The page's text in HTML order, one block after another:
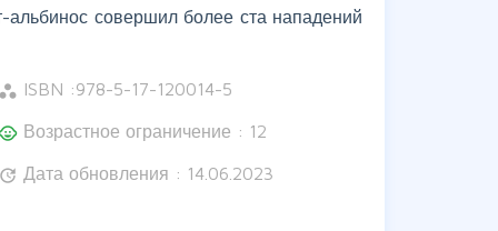
совершил более ста нападений
workspaces ISBN :978-5-17-120014-5
Возрастное ограничение : 12
update Дата обновления : 14.06.2023